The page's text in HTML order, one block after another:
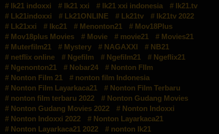
lk21 indoxxi
lk21 xxi lk21 xxi indonesia
lk21.tv
Lk21indoxxi
Lk21ONLINE Lk21tv
lk21tv 2022
Lk21xxi
lkc21 Menonton21
Mov18Plus
Mov18plus Movies
Movie movie21
Movies21
Muterfilm21
Mystery NAGAXXI
NB21
netflix online
Ngefilm Ngefilm21
Ngeflix21
Ngenonton21
Nobar24
Nonton FIlm
Nonton Film 21
nonton film Indonesia
Nonton Film Layarkaca21
Nonton Film Terbaru
nonton film terbaru 2022
Nonton Gudang Movies
Nonton Gudang Movies 2022
Nonton Indoxxi
Nonton Indoxxi 2022
Nonton Layarkaca21
Nonton Layarkaca21 2022
nonton lk21